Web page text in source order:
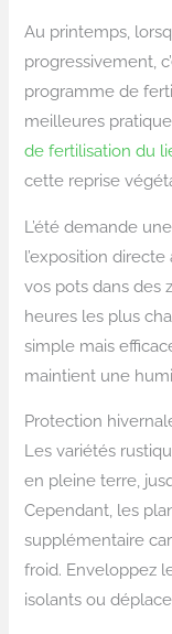
Au printemps,
progressivement,
programme de
meilleures
de fertilisation du
cette reprise
L’été demande
l’exposition directe
vos pots dans des
heures les plus
simple mais
maintient une
Protection
Les variétés
en pleine terre,
Cependant, les
supplémentaire
froid. Enveloppez
isolants ou